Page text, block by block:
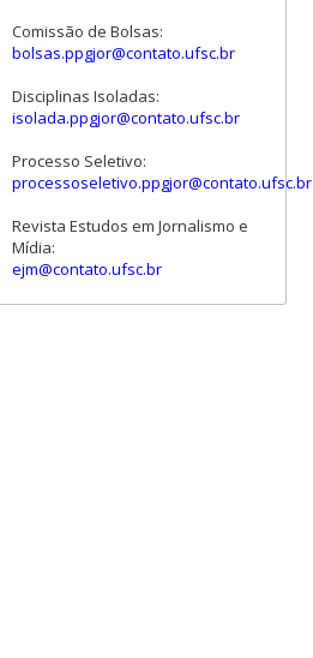
Comissão de Bolsas:
bolsas.ppgjor@contato.ufsc.br
Disciplinas Isoladas:
isolada.ppgjor@contato.ufsc.br
Processo Seletivo:
processoseletivo.ppgjor@contato.ufsc.br
Revista Estudos em Jornalismo e
Mídia:
ejm@contato.ufsc.br